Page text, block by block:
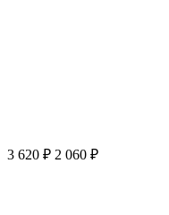
3 620 ₽ 2 060 ₽